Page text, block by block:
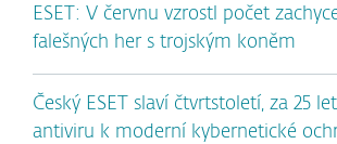
ESET: V červnu vzrostl počet
falešných her s trojským koněm
Český ESET slaví čtvrtstoletí, za 25
antiviru k moderní kybernetické